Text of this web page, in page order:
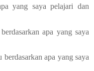
yang saya pelajari dan
apa yang saya
berdasarkan apa yang saya